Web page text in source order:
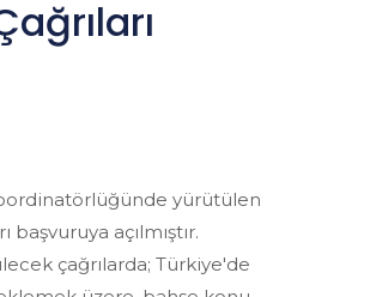
yürütülen
açılmıştır.
çağrılarda; Türkiye'de